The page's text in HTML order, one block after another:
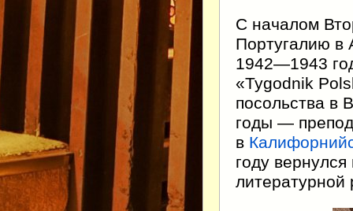
С началом
Португалию
1942—1943
«Tygodnik
посольства в
годы —
в
году
литературной